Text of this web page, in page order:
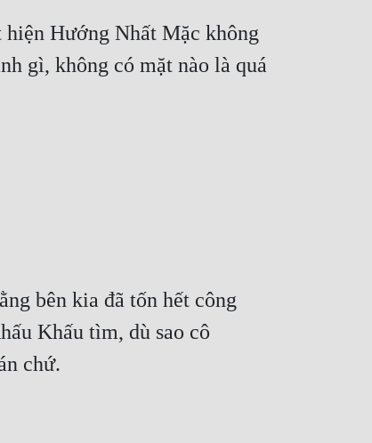
Hướng Nhất Mặc không
gì, không có mặt nào là quá
bên kia đã tốn hết công
Khấu tìm, dù sao cô
chứ.